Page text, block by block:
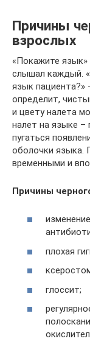
Причины
взрослых
«Покажите язык»
слышал каждый.
язык пациента?»
определит,
и цвету налета
налет на языке –
пугаться
оболочки языка.
временными и
Причины
плохая
глоссит;